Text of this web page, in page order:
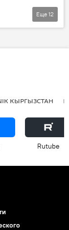
Еще 12
КЫРГЫЗСТАН
Rutube